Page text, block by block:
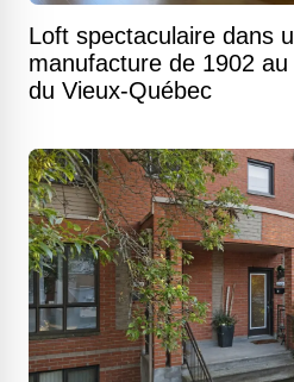
Loft spectaculaire dans
manufacture de 1902
du Vieux-Québec